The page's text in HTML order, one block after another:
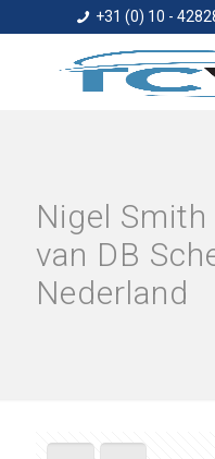
+31 (0) 10 -
Nigel
van DB
Nederland